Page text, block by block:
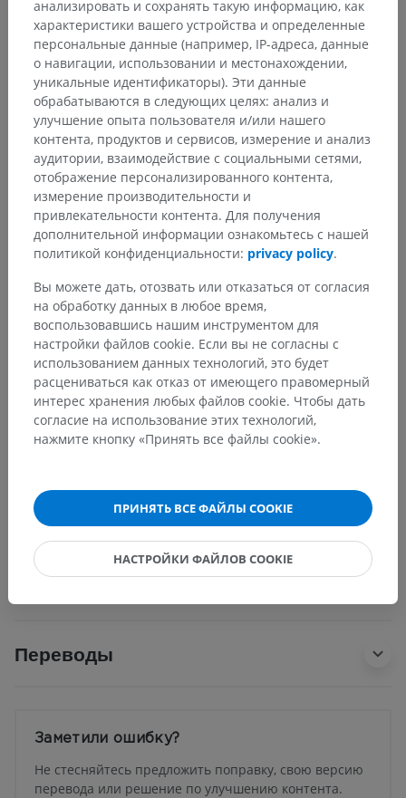
Анатомическая иерархия
Анатомия человека 1
Системная анатомия>
Сердечно-сосудистая система> Артерии>
Артерии головного мозга >
Базилярная артерия>
Сегмент Р2
Основные структуры:Нет анатомических терминов,
относящихся к этой части тела
Переводы
Заметили ошибку?
Не стесняйтесь предложить поправку, свою версию
перевода или решение по улучшению контента.
анализировать и сохранять такую информацию, как
характеристики вашего устройства и определенные
персональные данные (например, IP-адреса, данные
о навигации, использовании и местонахождении,
уникальные идентификаторы). Эти данные
обрабатываются в следующих целях: анализ и
улучшение опыта пользователя и/или нашего
контента, продуктов и сервисов, измерение и анализ
аудитории, взаимодействие с социальными сетями,
отображение персонализированного контента,
измерение производительности и
привлекательности контента. Для получения
дополнительной информации ознакомьтесь с нашей
политикой конфиденциальности: privacy policy.
Вы можете дать, отозвать или отказаться от согласия
на обработку данных в любое время,
воспользовавшись нашим инструментом для
настройки файлов cookie. Если вы не согласны с
использованием данных технологий, это будет
расцениваться как отказ от имеющего правомерный
интерес хранения любых файлов cookie. Чтобы дать
согласие на использование этих технологий,
нажмите кнопку «Принять все файлы cookie».
ПРИНЯТЬ ВСЕ ФАЙЛЫ COOKIE
НАСТРОЙКИ ФАЙЛОВ COOKIE